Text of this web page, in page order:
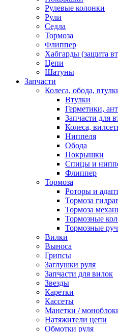
Рулевые колонки
Рули
Седла
Тормоза
Флиппер
Хабгарды (защита
Цепи
Шатуны
Запчасти
Колеса, обода,
Втулки
Герметики,
Запчасти для
Колеса,
Ниппеля
Обода
Покрышки
Спицы и
Флиппер
Тормоза
Роторы и
Тормоза
Тормоза
Тормозные
Тормозные
Вилки
Выноса
Грипсы
Заглушки руля
Запчасти для вилок
Звезды
Каретки
Кассеты
Манетки /
Натяжители цепи
Обмотки руля